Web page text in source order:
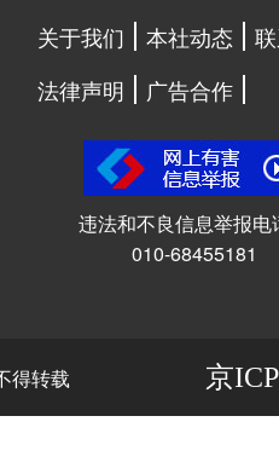
关于我们 本社动态
法律声明
广告合作
违法和不良信息举报电
010-68455181
得转载 京